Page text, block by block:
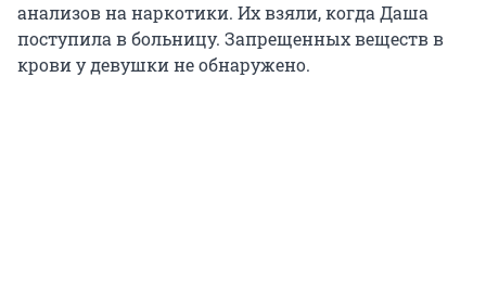
анализов на наркотики. Их взяли, когда Даша
поступила в больницу. Запрещенных веществ в
крови у девушки не обнаружено.